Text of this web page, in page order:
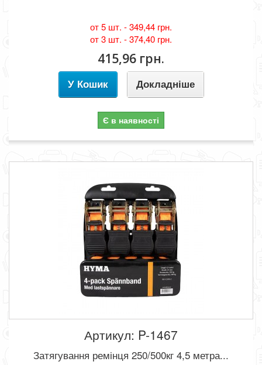
от 5 шт. -349,44 грн.
от 3 шт. -374,40 грн.
415,96 грн.
У Кошик Докладніше
Є в наявності
Артикул: P-1467
Затягування ремінця 250/500кг 4,5 метра...